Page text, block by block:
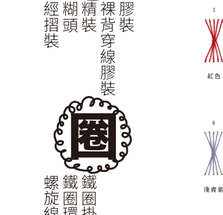
經摺裝糊頭精裝裸背穿線膠裝膠裝